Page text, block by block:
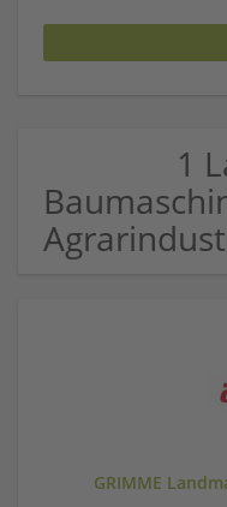
1
GRIMME